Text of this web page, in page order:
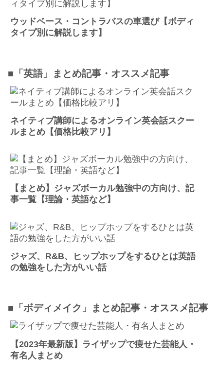
ウッドベース・コントラバスの車選び【ボディ
タイプ別に解説します】
■「英語」まとめ記事・オススメ記事
ネイティブ講師によるオンライン英会話スクー
ルまとめ【価格比較アリ】
【まとめ】ジャズボーカル勉強中の方向け、記
事一覧【理論・英語など】
ジャズ、R&B、ヒップホップをするひとは英語
の勉強をした方がいい話
■「ボディメイク」まとめ記事・オススメ記事
【2023年最新版】ライザップで痩せた芸能人・
有名人まとめ